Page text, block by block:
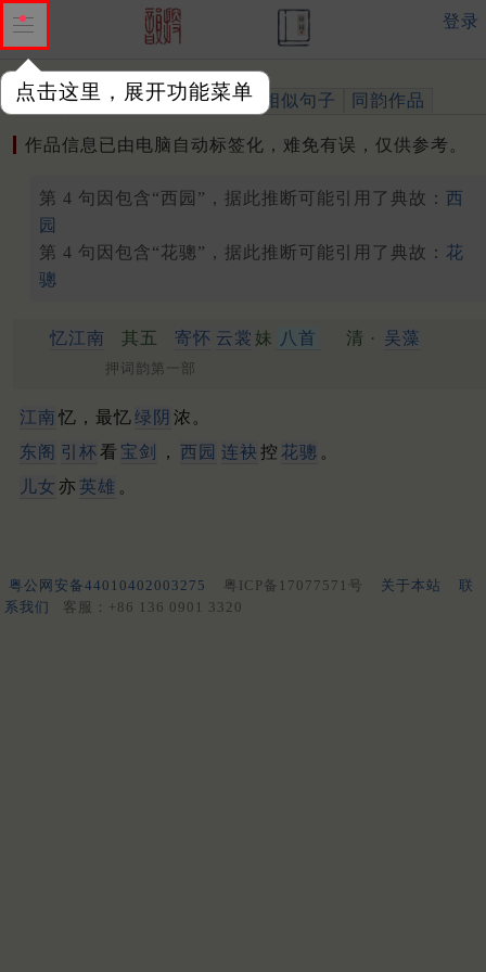
点击这里，展开功能菜单
登录
作品 标注四声 出处、引用 相似句子 同韵作品
作品信息已由电脑自动标签化，难免有误，仅供参考。
第 4 句因包含“西园”，据此推断可能引用了典故： 西
园
第 4 句因包含“花骢”，据此推断可能引用了典故： 花
骢
忆江南 其五 寄怀 云裳 妹 八首 清 · 吴藻
押词韵第一部
江南 忆，最忆绿阴 浓。
东阁 引杯看 宝剑 ， 西园 连袂 控 花骢 。
儿女 亦英雄 。
粤公网安备44010402003275 粤ICP备17077571号 关于本站
联
系我们
客服：+86 136 0901 3320